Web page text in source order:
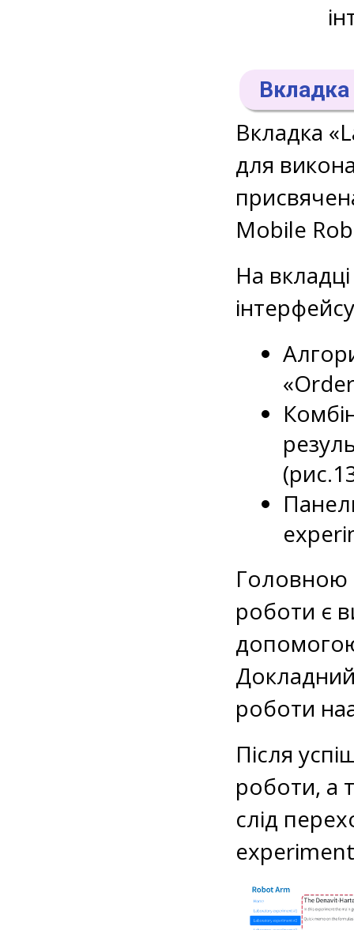
Вкладка
для
Mobile
На
Головною
роботи є
роботи
Після
роботи, а
слід